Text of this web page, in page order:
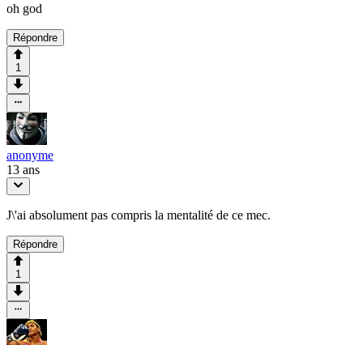
oh god
Répondre
1
anonyme
13 ans
J\'ai absolument pas compris la mentalité de ce mec.
Répondre
1